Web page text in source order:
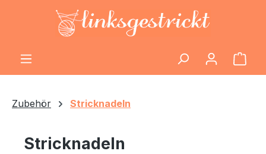
Zum Hauptinhalt springen
Zubehör Stricknadeln
Stricknadeln